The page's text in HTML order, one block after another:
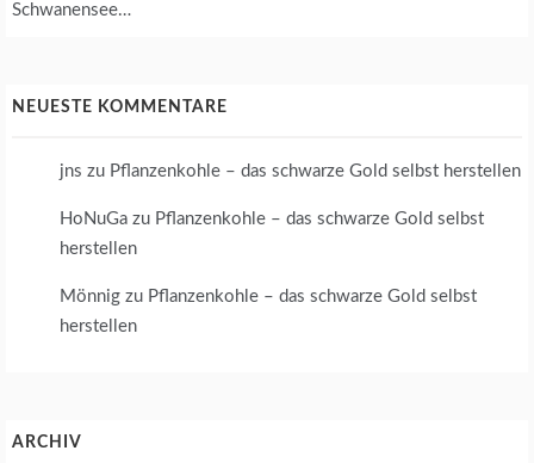
Schwanensee…
NEUESTE KOMMENTARE
jns zu Pflanzenkohle – das schwarze Gold selbst herstellen
HoNuGa zu Pflanzenkohle – das schwarze Gold selbst
herstellen
Mönnig zu Pflanzenkohle – das schwarze Gold selbst
herstellen
ARCHIV